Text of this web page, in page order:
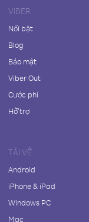
VIBER
Nổi bật
Blog
Bảo mật
Viber Out
Cước phí
Hỗ trợ
TẢI VỀ
Android
iPhone & iPad
Windows PC
Mac